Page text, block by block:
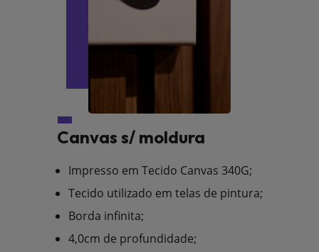
Canvas s/ moldura
Impresso em Tecido Canvas 340G;
Tecido utilizado em telas de pintura;
Borda infinita;
4,0cm de profundidade;